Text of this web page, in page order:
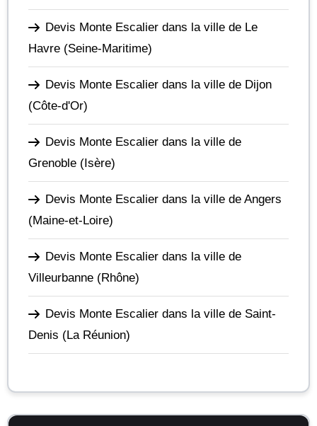
Devis Monte Escalier dans la ville de Le
Havre (Seine-Maritime)
Devis Monte Escalier dans la ville de Dijon
(Côte-d'Or)
Devis Monte Escalier dans la ville de
Grenoble (Isère)
Devis Monte Escalier dans la ville de Angers
(Maine-et-Loire)
Devis Monte Escalier dans la ville de
Villeurbanne (Rhône)
Devis Monte Escalier dans la ville de Saint-
Denis (La Réunion)